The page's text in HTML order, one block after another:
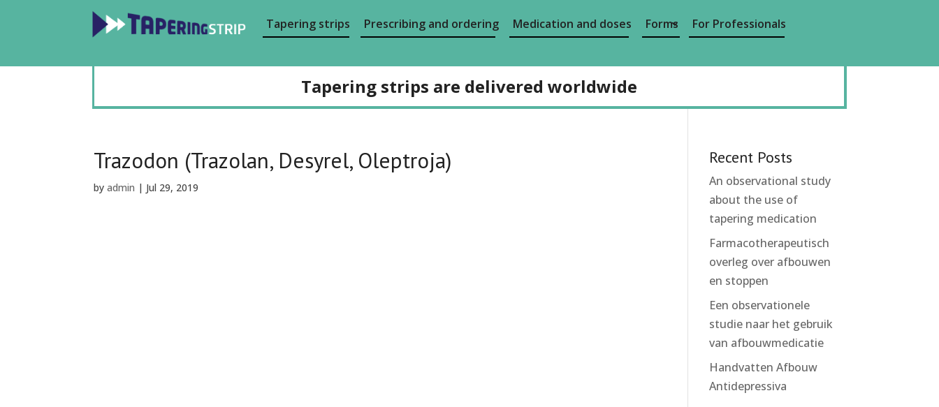
Tapering strips Prescribing and ordering Medication and doses Forms For Professionals
Tapering strips are delivered worldwide
Trazodon (Trazolan, Desyrel, Oleptroja)
byadmin | Jul 29, 2019
Recent Posts
An observational study
about the use of
tapering medication
Farmacotherapeutisch
overleg over afbouwen
en stoppen
Een observationele
studie naar het gebruik
van afbouwmedicatie
Handvatten Afbouw
Antidepressiva